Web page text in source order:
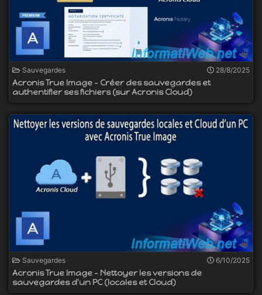
Sauvegardes 28/8/2025
Acronis True Image - Créer des sauvegardes et
authentifier ses fichiers (sur Acronis Cloud)
Sauvegardes 6/10/2025
Acronis True Image - Nettoyer les versions de
sauvegardes d'un PC (locales et Cloud)